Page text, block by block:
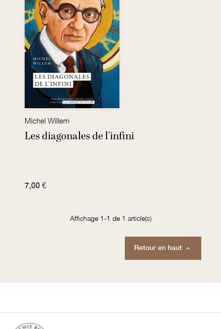
Michel Willem
Les diagonales de l'infini
7,00 €
Affichage 1-1 de 1 article(s)
Retour en haut 